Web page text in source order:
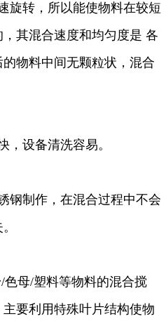
旋转，所以能使物料在较短
其混合速度和均匀度是 各
物料中间无颗粒状，混合
，设备清洗容易。
钢制作，在混合过程中不会
母/塑料等物料的混合搅
要利用特殊叶片结构使物